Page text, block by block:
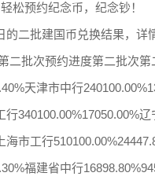
松预约纪念币，纪念钞！
二批建国币兑换结果，详
二批次预约进度第二批次
天津市中行
行340100.00%17050.00%
海市工行
福建省中行